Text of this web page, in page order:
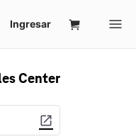
Center
open_in_new